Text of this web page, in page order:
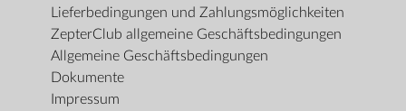
Lieferbedingungen und Zahlungsmöglichkeiten
ZepterClub allgemeine Geschäftsbedingungen
Allgemeine Geschäftsbedingungen
Dokumente
Impressum